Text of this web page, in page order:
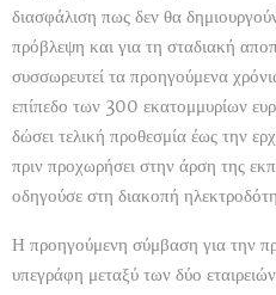
διασφάλιση πως δεν θα
πρόβλεψη και για τη σταδιακή
συσσωρευτεί τα προηγούμενα
επίπεδο των 300 εκατομμυρίων
δώσει τελική προθεσμία έως την
πριν προχωρήσει στην άρση της
οδηγούσε στη διακοπή
Η προηγούμενη σύμβαση για την
υπεγράφη μεταξύ των δύο